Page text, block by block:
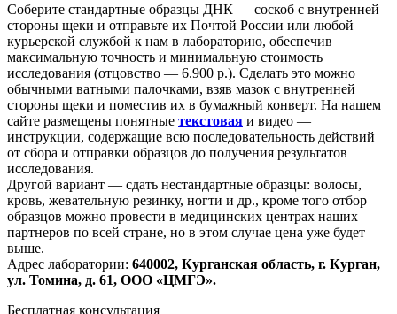
Соберите стандартные образцы ДНК — соскоб с внутренней
стороны щеки и отправьте их Почтой России или любой
курьерской службой к нам в лабораторию, обеспечив
максимальную точность и минимальную стоимость
исследования (отцовство — 6.900 р.). Сделать это можно
обычными ватными палочками, взяв мазок с внутренней
стороны щеки и поместив их в бумажный конверт. На нашем
сайте размещены понятные текстовая и видео —
инструкции, содержащие всю последовательность действий
от сбора и отправки образцов до получения результатов
исследования.
Другой вариант — сдать нестандартные образцы: волосы,
кровь, жевательную резинку, ногти и др., кроме того отбор
образцов можно провести в медицинских центрах наших
партнеров по всей стране, но в этом случае цена уже будет
выше.
Адрес лаборатории: 640002, Курганская область, г. Курган,
ул. Томина, д. 61, ООО «ЦМГЭ».
Бесплатная консультация